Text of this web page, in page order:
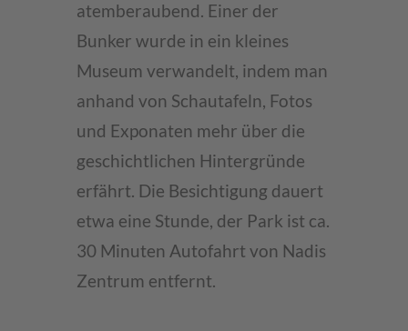
atemberaubend. Einer der
Bunker wurde in ein kleines
Museum verwandelt, indem man
anhand von Schautafeln, Fotos
und Exponaten mehr über die
geschichtlichen Hintergründe
erfährt. Die Besichtigung dauert
etwa eine Stunde, der Park ist ca.
30 Minuten Autofahrt von Nadis
Zentrum entfernt.